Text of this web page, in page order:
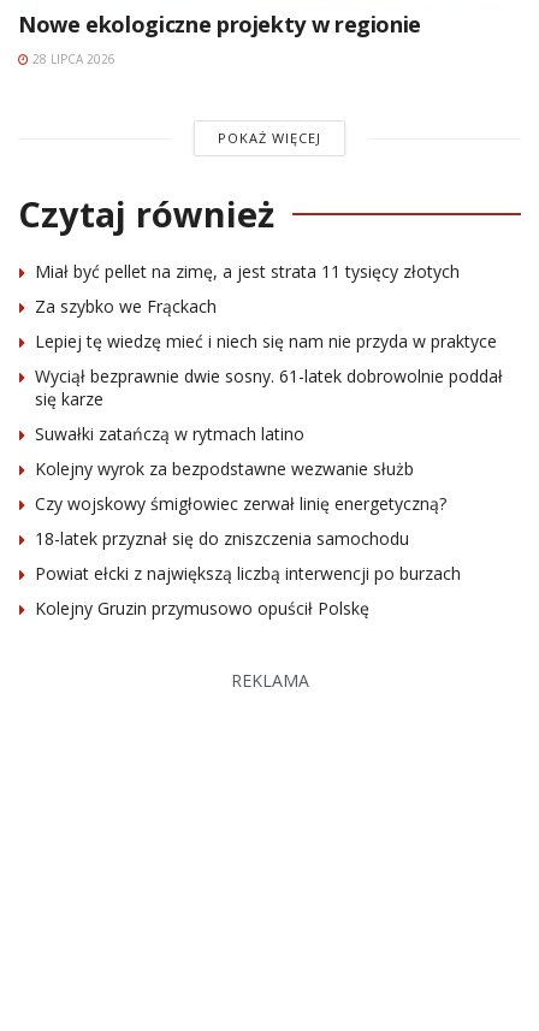
Nowe ekologiczne projekty w regionie
28 LIPCA 2026
POKAŻ WIĘCEJ
Czytaj również
Miał być pellet na zimę, a jest strata 11 tysięcy złotych
Za szybko we Frąckach
Lepiej tę wiedzę mieć i niech się nam nie przyda w praktyce
Wyciął bezprawnie dwie sosny. 61-latek dobrowolnie poddał
się karze
Suwałki zatańczą w rytmach latino
Kolejny wyrok za bezpodstawne wezwanie służb
Czy wojskowy śmigłowiec zerwał linię energetyczną?
18-latek przyznał się do zniszczenia samochodu
Powiat ełcki z największą liczbą interwencji po burzach
Kolejny Gruzin przymusowo opuścił Polskę
REKLAMA